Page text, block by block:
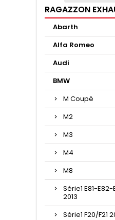
RAGAZZON
Abarth
Alfa Romeo
Audi
BMW
M Coupè
M2
M3
M4
M8
Série1 E81-
2013
Série1 F20/F21